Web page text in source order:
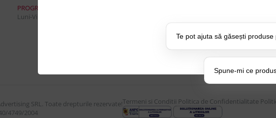
PROGRAM DE LUCRU:
Luni-Vineri / 8:30 - 17:30
Politica de returnare a
SRL. Toate drepturile rezervate!
4749/2004
Termeni si Conditii Politica de Confidentialitate
Te pot ajuta să găsești
Spune-mi ce